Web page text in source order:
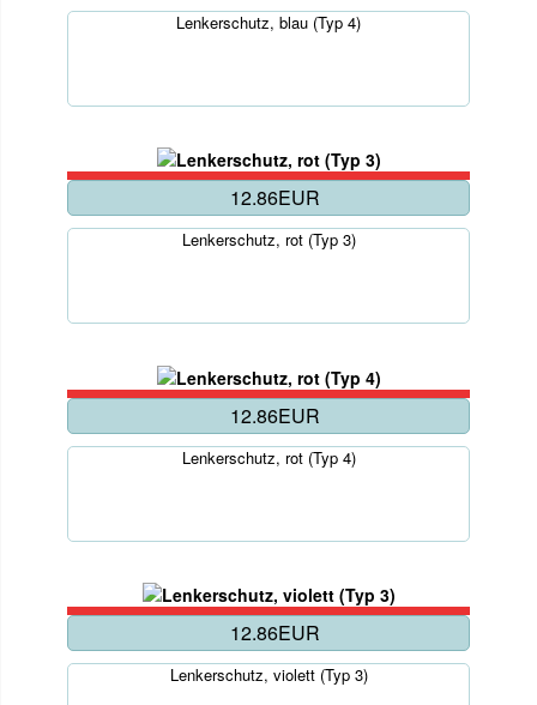
Lenkerschutz, blau (Typ 4)
12.86EUR
Lenkerschutz, rot (Typ 3)
12.86EUR
Lenkerschutz, rot (Typ 4)
12.86EUR
Lenkerschutz, violett (Typ 3)